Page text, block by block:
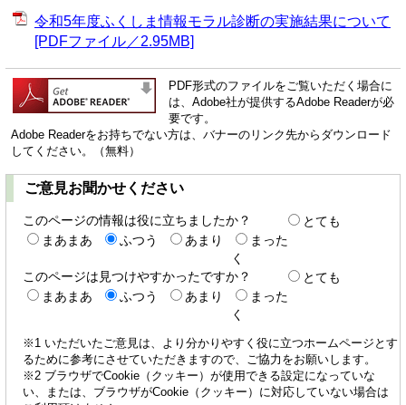
令和5年度ふくしま情報モラル診断の実施結果について
[PDFファイル／2.95MB]
PDF形式のファイルをご覧いただく場合に
は、Adobe社が提供するAdobe Readerが必
要です。
Adobe Readerをお持ちでない方は、バナーのリンク先からダウンロード
してください。（無料）
ご意見お聞かせください
このページの情報は役に立ちましたか？
とても
まあまあ
ふつう あまり
まった
く
このページは見つけやすかったですか？
とても
まあまあ
ふつう あまり
まった
く
※1 いただいたご意見は、より分かりやすく役に立つホームページとす
るために参考にさせていただきますので、ご協力をお願いします。
※2 ブラウザでCookie（クッキー）が使用できる設定になっていな
い、または、ブラウザがCookie（クッキー）に対応していない場合は